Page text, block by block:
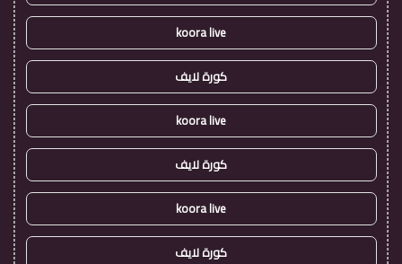
koora live
كورة لايف
koora live
كورة لايف
koora live
كورة لايف